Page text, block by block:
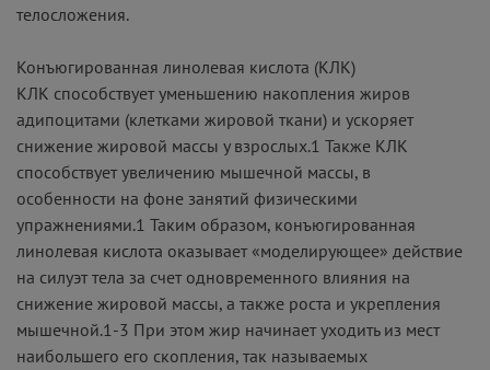
телосложения.
Конъюгированная линолевая кислота (КЛК)
КЛК способствует уменьшению накопления жиров
адипоцитами (клетками жировой ткани) и ускоряет
снижение жировой массы у взрослых.1 Также КЛК
способствует увеличению мышечной массы, в
особенности на фоне занятий физическими
упражнениями.1 Таким образом, конъюгированная
линолевая кислота оказывает «моделирующее» действие
на силуэт тела за счет одновременного влияния на
снижение жировой массы, а также роста и укрепления
мышечной.1-3 При этом жир начинает уходить из мест
наибольшего его скопления, так называемых